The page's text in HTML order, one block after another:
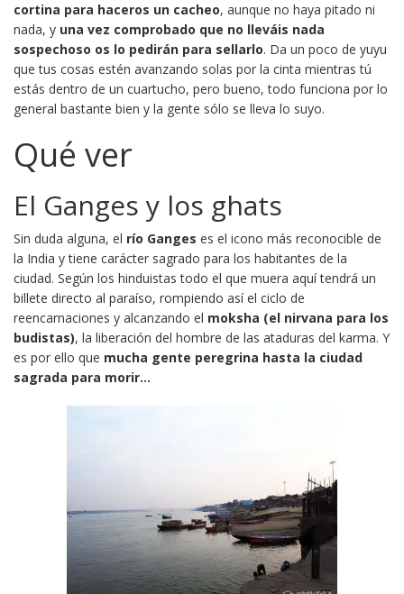
cortina para haceros un cacheo, aunque no haya pitado ni
nada, y una vez comprobado que no lleváis nada
sospechoso os lo pedirán para sellarlo. Da un poco de yuyu
que tus cosas estén avanzando solas por la cinta mientras tú
estás dentro de un cuartucho, pero bueno, todo funciona por lo
general bastante bien y la gente sólo se lleva lo suyo.
Qué ver
El Ganges y los ghats
Sin duda alguna, el río Ganges es el icono más reconocible de
la India y tiene carácter sagrado para los habitantes de la
ciudad. Según los hinduistas todo el que muera aquí tendrá un
billete directo al paraíso, rompiendo así el ciclo de
reencarnaciones y alcanzando el moksha (el nirvana para los
budistas), la liberación del hombre de las ataduras del karma. Y
es por ello que mucha gente peregrina hasta la ciudad
sagrada para morir…